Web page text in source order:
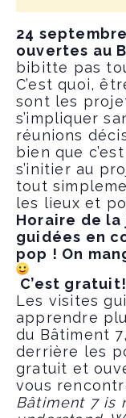
24
ouvertes au
bibitte pas
C’est quoi,
sont les
s’impliquer
réunions
bien que
s’initier au
tout
les lieux et
Horaire de la
guidées en
pop ! On
C’est gratuit!
Les visites
apprendre
du Bâtiment
derrière les
gratuit et
vous
Bâtiment 7 is